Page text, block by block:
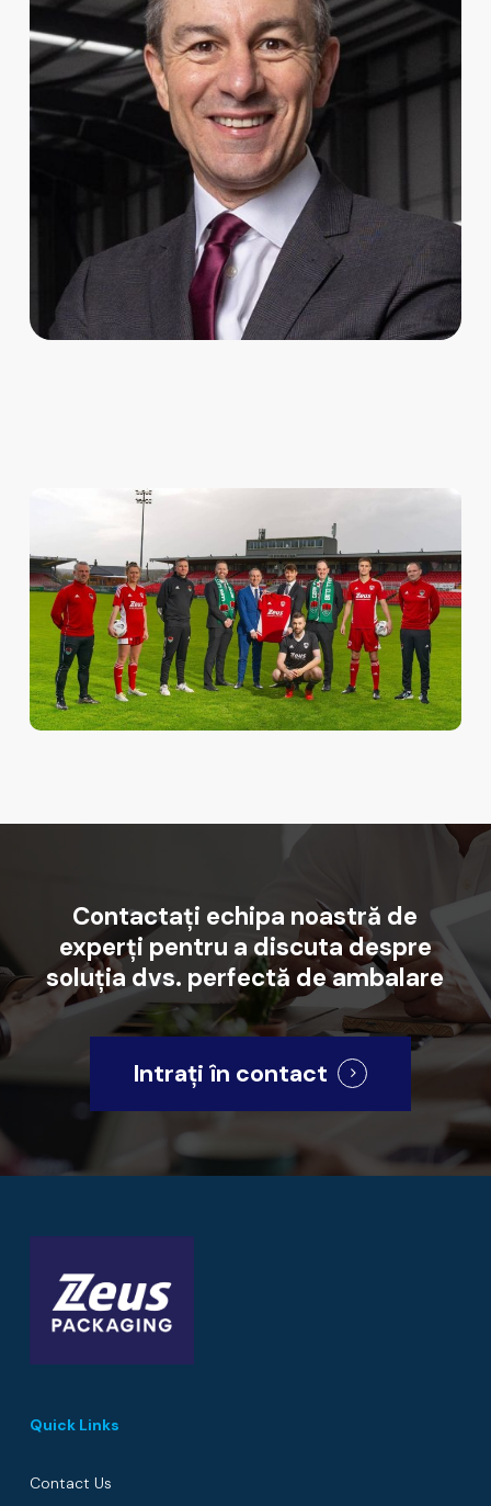
Contactați echipa noastră de
experți pentru a discutadespre
soluția dvs. perfectă deambalare
Intrați în contact
Quick Links
Contact Us